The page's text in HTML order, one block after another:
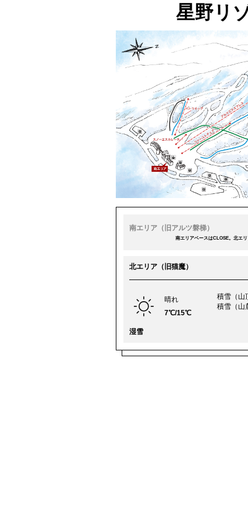
星野リ
南エリア（旧アルツ磐梯）
南エリアベースはCLOSE。北エリ
北エリア（旧猫魔）
晴れ
7℃/15℃
湿雪
積雪（山
積雪（山